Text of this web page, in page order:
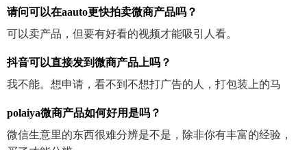
请问可以在aauto更快拍卖微商产品吗？
可以卖产品，但要有好看的视频才能吸引人看。
抖音可以直接发到微商产品上吗？
我不能。想申请，看不到不想打广告的人，打包装上的马
polaiya微商产品如何好用是吗？
微信生意里的东西很难分辨是不是，除非你有丰富的经验，